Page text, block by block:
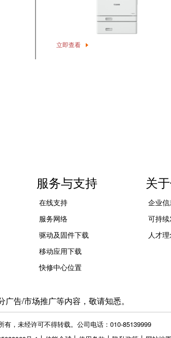
立即查看
服务与支持
在线支持
服务网络
驱动及固件下载
移动应用下载
快修中心位置
关
企业信
可持
人才
广告/市场推广等内容，敬请知悉。
，未经许可不得转载。 公司电话：010-85139999